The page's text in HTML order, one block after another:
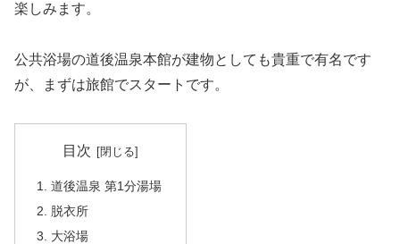
楽しみます。
公共浴場の道後温泉本館が建物としても貴重で有名です
が、まずは旅館でスタートです。
目次
道後温泉 第1分湯場
脱衣所
大浴場